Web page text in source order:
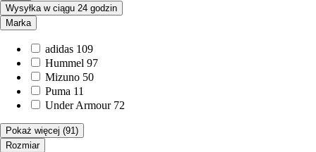
Wysyłka w ciągu 24 godzin
Marka
adidas 109
Hummel 97
Mizuno 50
Puma 11
Under Armour 72
Pokaż więcej (91)
Rozmiar